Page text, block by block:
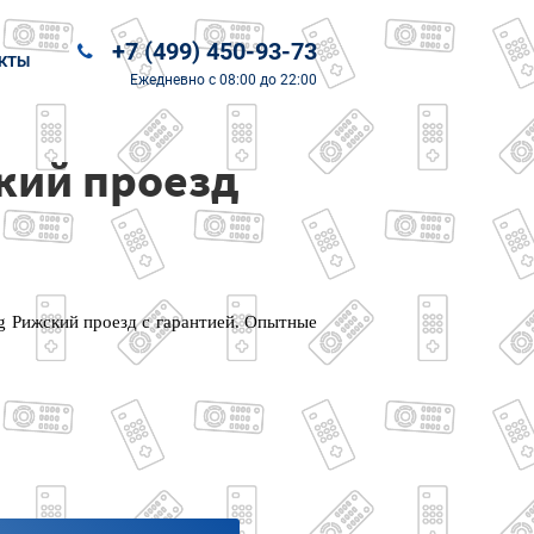
+7 (499) 450-93-73
Ежедневно с 08:00 до 22:00
проезд
Рижский проезд с гарантией. Опытные